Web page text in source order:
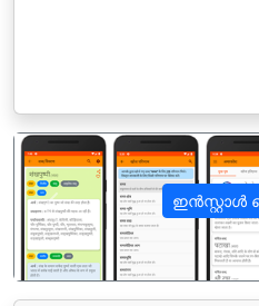
पिछला